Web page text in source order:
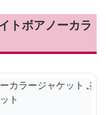
トボアノーカラ